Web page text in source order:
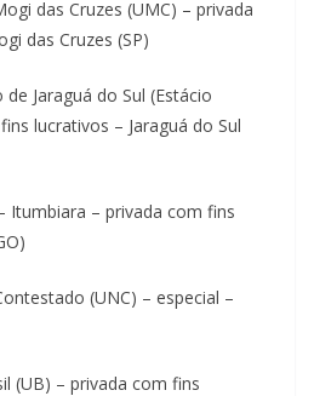
das Cruzes (UMC) – privada
das Cruzes (SP)
Jaraguá do Sul (Estácio
lucrativos – Jaraguá do Sul
– privada com fins
(UNC) – especial –
– privada com fins